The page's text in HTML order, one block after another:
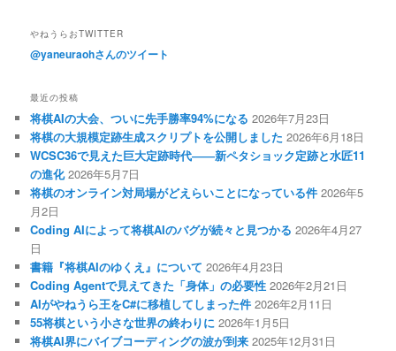
やねうらおTWITTER
@yaneuraohさんのツイート
最近の投稿
将棋AIの大会、ついに先手勝率94%になる 2026年7月23日
将棋の大規模定跡生成スクリプトを公開しました 2026年6月18日
WCSC36で見えた巨大定跡時代――新ペタショック定跡と水匠11
の進化 2026年5月7日
将棋のオンライン対局場がどえらいことになっている件 2026年5
月2日
Coding AIによって将棋AIのバグが続々と見つかる 2026年4月27
日
書籍『将棋AIのゆくえ』について 2026年4月23日
Coding Agentで見えてきた「身体」の必要性 2026年2月21日
AIがやねうら王をC#に移植してしまった件 2026年2月11日
55将棋という小さな世界の終わりに 2026年1月5日
将棋AI界にバイブコーディングの波が到来 2025年12月31日